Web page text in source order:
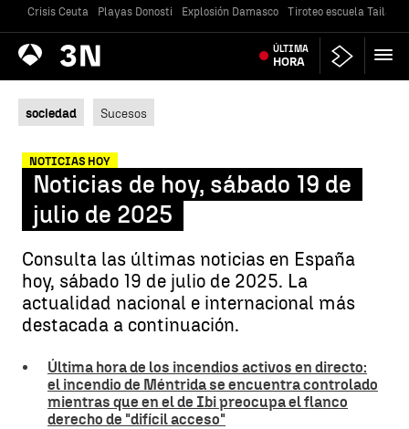
Crisis Ceuta Playas Donosti Explosión Damasco Tiroteo escuela
Antena
3 Noticias ÚLTIMA
HORA
sociedad Sucesos
NOTICIAS HOY
Noticias de hoy, sábado 19 de
julio de 2025
Consulta las últimas noticias en España
hoy, sábado 19 de julio de 2025. La
actualidad nacional e internacional más
destacada a continuación.
Última hora de los incendios activos en directo:
el incendio de Méntrida se encuentra controlado
mientras que en el de Ibi preocupa el flanco
derecho de "difícil acceso"